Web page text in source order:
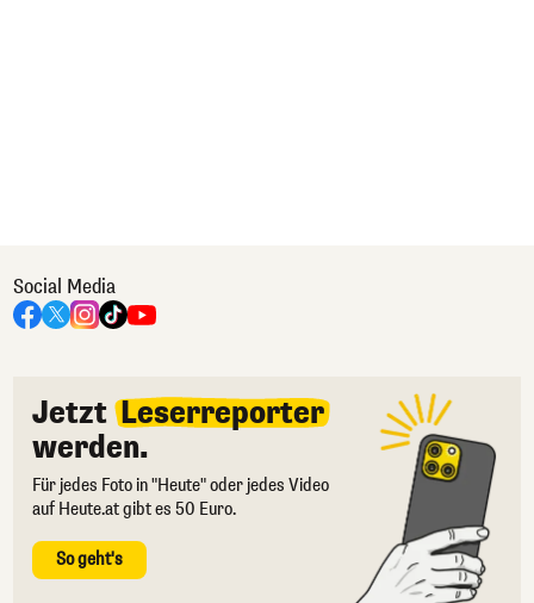
Social Media
Jetzt Leserreporter
werden.
Für jedes Foto in "Heute" oder jedes Video
auf Heute.at gibt es 50 Euro.
So geht's